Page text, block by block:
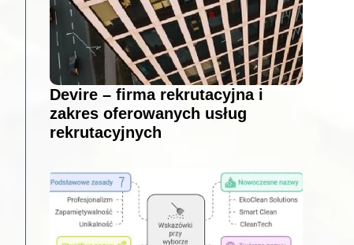
Devire – firma rekrutacyjna i
zakres oferowanych usług
rekrutacyjnych